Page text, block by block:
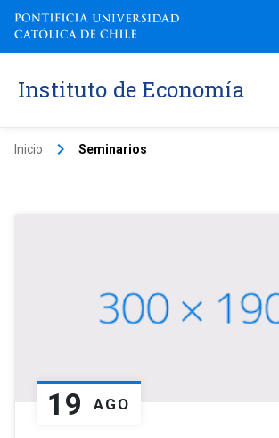
Instituto de Economía
Inicio keyboard_arrow_right Seminarios
19 AGO